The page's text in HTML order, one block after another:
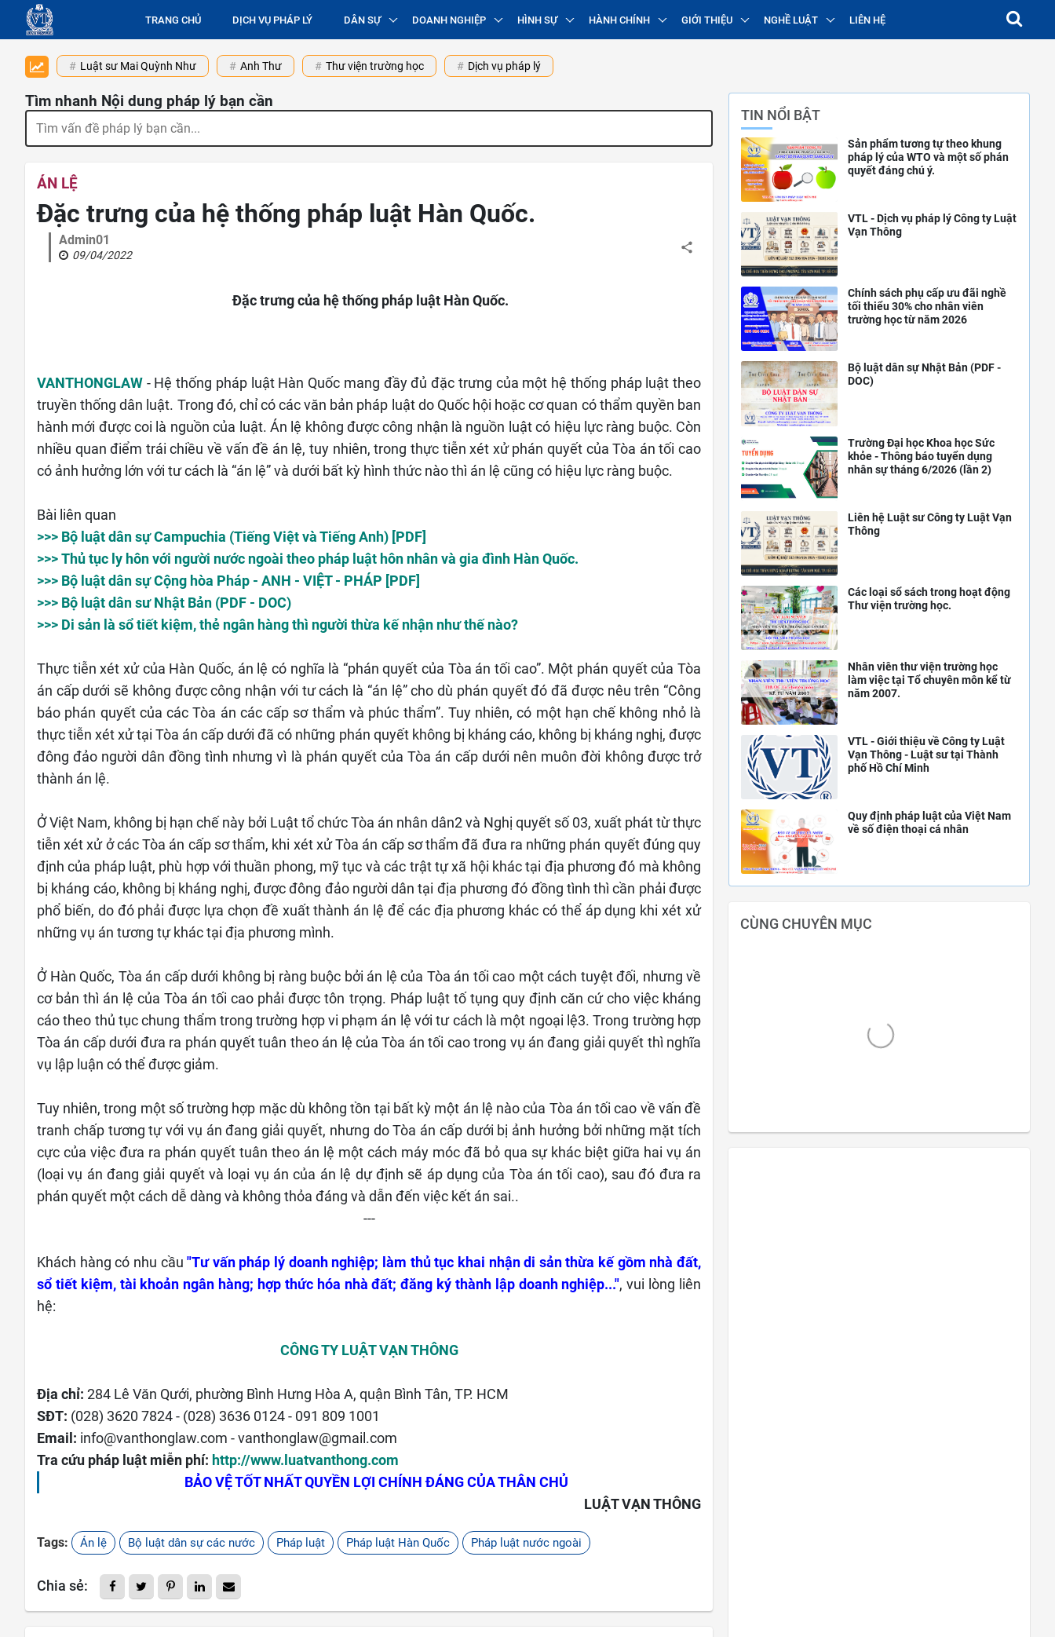
TRANG CHỦ DỊCH VỤ PHÁP LÝ DÂN SỰ DOANH NGHIỆP HÌNH SỰ HÀNH CHÍNH GIỚI THIỆU NGHỀ LUẬT LIÊN HỆ
Luật sư Mai Quỳnh Như Anh Thư Thư viện trường học Dịch vụ pháp lý
Tìm nhanh Nội dung pháp lý bạn cần
ÁN LỆ
Đặc trưng của hệ thống pháp luật Hàn Quốc.
Admin01
09/04/2022
Đặc trưng của hệ thống pháp luật Hàn Quốc.
VANTHONGLAW - Hệ thống pháp luật Hàn Quốc mang đầy đủ đặc trưng của một hệ thống pháp luật theo
truyền thống dân luật. Trong đó, chỉ có các văn bản pháp luật do Quốc hội hoặc cơ quan có thẩm quyền ban
hành mới được coi là nguồn của luật. Án lệ không được công nhận là nguồn luật có hiệu lực ràng buộc. Còn
nhiều quan điểm trái chiều về vấn đề án lệ, tuy nhiên, trong thực tiễn xét xử phán quyết của Tòa án tối cao
có ảnh hưởng lớn với tư cách là “án lệ” và dưới bất kỳ hình thức nào thì án lệ cũng có hiệu lực ràng buộc.
Bài liên quan
>>> Bộ luật dân sự Campuchia (Tiếng Việt và Tiếng Anh) [PDF]
>>> Thủ tục ly hôn với người nước ngoài theo pháp luật hôn nhân và gia đình Hàn Quốc.
>>> Bộ luật dân sự Cộng hòa Pháp - ANH - VIỆT - PHÁP [PDF]
>>> Bộ luật dân sư Nhật Bản (PDF - DOC)
>>> Di sản là sổ tiết kiệm, thẻ ngân hàng thì người thừa kế nhận như thế nào?
Thực tiễn xét xử của Hàn Quốc, án lệ có nghĩa là “phán quyết của Tòa án tối cao”. Một phán quyết của Tòa
án cấp dưới sẽ không được công nhận với tư cách là “án lệ” cho dù phán quyết đó đã được nêu trên “Công
báo phán quyết của các Tòa án các cấp sơ thẩm và phúc thẩm”. Tuy nhiên, có một hạn chế không nhỏ là
thực tiễn xét xử tại Tòa án cấp dưới đã có những phán quyết không bị kháng cáo, không bị kháng nghị, được
đông đảo người dân đồng tình nhưng vì là phán quyết của Tòa án cấp dưới nên muôn đời không được trở
thành án lệ.
Ở Việt Nam, không bị hạn chế này bởi Luật tổ chức Tòa án nhân dân2 và Nghị quyết số 03, xuất phát từ thực
tiễn xét xử ở các Tòa án cấp sơ thẩm, khi xét xử Tòa án cấp sơ thẩm đã đưa ra những phán quyết đúng quy
định của pháp luật, phù hợp với thuần phong, mỹ tục và các trật tự xã hội khác tại địa phương đó mà không
bị kháng cáo, không bị kháng nghị, được đông đảo người dân tại địa phương đó đồng tình thì cần phải được
phổ biến, do đó phải được lựa chọn đề xuất thành án lệ để các địa phương khác có thể áp dụng khi xét xử
những vụ án tương tự khác tại địa phương mình.
Ở Hàn Quốc, Tòa án cấp dưới không bị ràng buộc bởi án lệ của Tòa án tối cao một cách tuyệt đối, nhưng về
cơ bản thì án lệ của Tòa án tối cao phải được tôn trọng. Pháp luật tố tụng quy định căn cứ cho việc kháng
cáo theo thủ tục chung thẩm trong trường hợp vi phạm án lệ với tư cách là một ngoại lệ3. Trong trường hợp
Tòa án cấp dưới đưa ra phán quyết tuân theo án lệ của Tòa án tối cao trong vụ án đang giải quyết thì nghĩa
vụ lập luận có thể được giảm.
Tuy nhiên, trong một số trường hợp mặc dù không tồn tại bất kỳ một án lệ nào của Tòa án tối cao về vấn đề
tranh chấp tương tự với vụ án đang giải quyết, nhưng do Tòa án cấp dưới bị ảnh hưởng bởi những mặt tích
cực của việc đưa ra phán quyết tuân theo án lệ một cách máy móc đã bỏ qua sự khác biệt giữa hai vụ án
(loại vụ án đang giải quyết và loại vụ án của án lệ dự định sẽ áp dụng của Tòa án tối cao), sau đó đưa ra
phán quyết một cách dễ dàng và không thỏa đáng và dẫn đến việc kết án sai..
---
Khách hàng có nhu cầu"Tư vấn pháp lý doanh nghiệp; làm thủ tục khai nhận di sản thừa kế gồm nhà đất,
sổ tiết kiệm, tài khoản ngân hàng; hợp thức hóa nhà đất; đăng ký thành lập doanh nghiệp...", vui lòng liên
hệ:
CÔNG TY LUẬT VẠN THÔNG
Địa chỉ: 284 Lê Văn Qưới, phường Bình Hưng Hòa A, quận Bình Tân, TP. HCM
SĐT: (028) 3620 7824 - (028) 3636 0124 - 091 809 1001
Email: info@vanthonglaw.com - vanthonglaw@gmail.com
Tra cứu pháp luật miễn phí: http://www.luatvanthong.com
BẢO VỆ TỐT NHẤT QUYỀN LỢI CHÍNH ĐÁNG CỦA THÂN CHỦ
LUẬT VẠN THÔNG
Tags: Án lệ Bộ luật dân sự các nước Pháp luật Pháp luật Hàn Quốc Pháp luật nước ngoài
Chia sẻ:
TIN NỔI BẬT
Sản phẩm tương tự theo khung
pháp lý của WTO và một số phán
quyết đáng chú ý.
VTL - Dịch vụ pháp lý Công ty Luật
Vạn Thông
Chính sách phụ cấp ưu đãi nghề
tối thiểu 30% cho nhân viên
trường học từ năm 2026
Bộ luật dân sự Nhật Bản (PDF -
DOC)
Trường Đại học Khoa học Sức
khỏe - Thông báo tuyển dụng
nhân sự tháng 6/2026 (lần 2)
Liên hệ Luật sư Công ty Luật Vạn
Thông
Các loại sổ sách trong hoạt động
Thư viện trường học.
Nhân viên thư viện trường học
làm việc tại Tổ chuyên môn kể từ
năm 2007.
VTL - Giới thiệu về Công ty Luật
Vạn Thông - Luật sư tại Thành
phố Hồ Chí Minh
Quy định pháp luật của Việt Nam
về số điện thoại cá nhân
CÙNG CHUYÊN MỤC